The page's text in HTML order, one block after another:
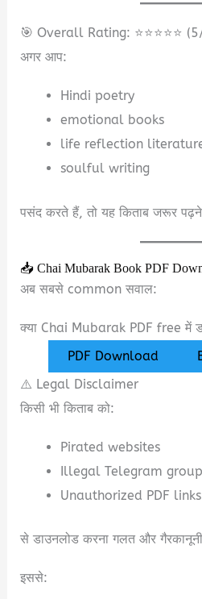
🎯 Overall Rating: ⭐⭐⭐⭐⭐
अगर आप:
Hindi poetry
emotional books
life reflection
soulful writing
पसंद करते हैं, तो यह किताब जरूर
📥 Chai Mubarak Book PDF
अब सबसे common सवाल:
क्या Chai Mubarak PDF free में
PDF Download
⚠️ Legal Disclaimer
किसी भी किताब को:
Pirated websites
Illegal Telegram
Unauthorized PDF links
से डाउनलोड करना गलत और
इससे: